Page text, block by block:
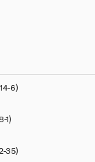
6)
1)
35)